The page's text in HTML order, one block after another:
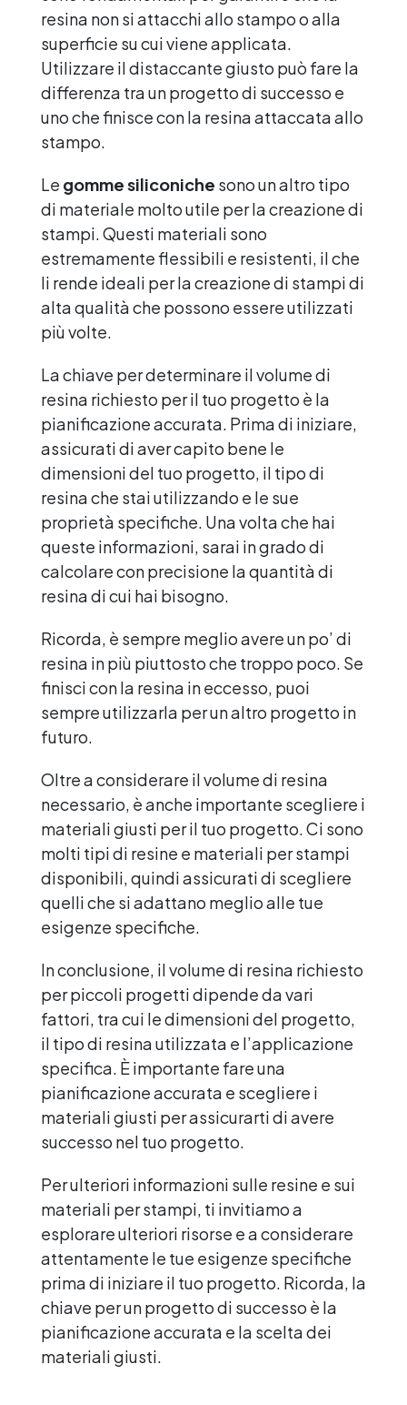
resina non si attacchi allo stampo o alla
superficie su cui viene applicata.
Utilizzare il distaccante giusto può fare la
differenza tra un progetto di successo e
uno che finisce con la resina attaccata allo
stampo.
Le gomme siliconiche sono un altro tipo
di materiale molto utile per la creazione di
stampi. Questi materiali sono
estremamente flessibili e resistenti, il che
li rende ideali per la creazione di stampi di
alta qualità che possono essere utilizzati
più volte.
La chiave per determinare il volume di
resina richiesto per il tuo progetto è la
pianificazione accurata. Prima di iniziare,
assicurati di aver capito bene le
dimensioni del tuo progetto, il tipo di
resina che stai utilizzando e le sue
proprietà specifiche. Una volta che hai
queste informazioni, sarai in grado di
calcolare con precisione la quantità di
resina di cui hai bisogno.
Ricorda, è sempre meglio avere un po’ di
resina in più piuttosto che troppo poco. Se
finisci con la resina in eccesso, puoi
sempre utilizzarla per un altro progetto in
futuro.
Oltre a considerare il volume di resina
necessario, è anche importante scegliere i
materiali giusti per il tuo progetto. Ci sono
molti tipi di resine e materiali per stampi
disponibili, quindi assicurati di scegliere
quelli che si adattano meglio alle tue
esigenze specifiche.
In conclusione, il volume di resina richiesto
per piccoli progetti dipende da vari
fattori, tra cui le dimensioni del progetto,
il tipo di resina utilizzata e l’applicazione
specifica. È importante fare una
pianificazione accurata e scegliere i
materiali giusti per assicurarti di avere
successo nel tuo progetto.
Per ulteriori informazioni sulle resine e sui
materiali per stampi, ti invitiamo a
esplorare ulteriori risorse e a considerare
attentamente le tue esigenze specifiche
prima di iniziare il tuo progetto. Ricorda, la
chiave per un progetto di successo è la
pianificazione accurata e la scelta dei
materiali giusti.